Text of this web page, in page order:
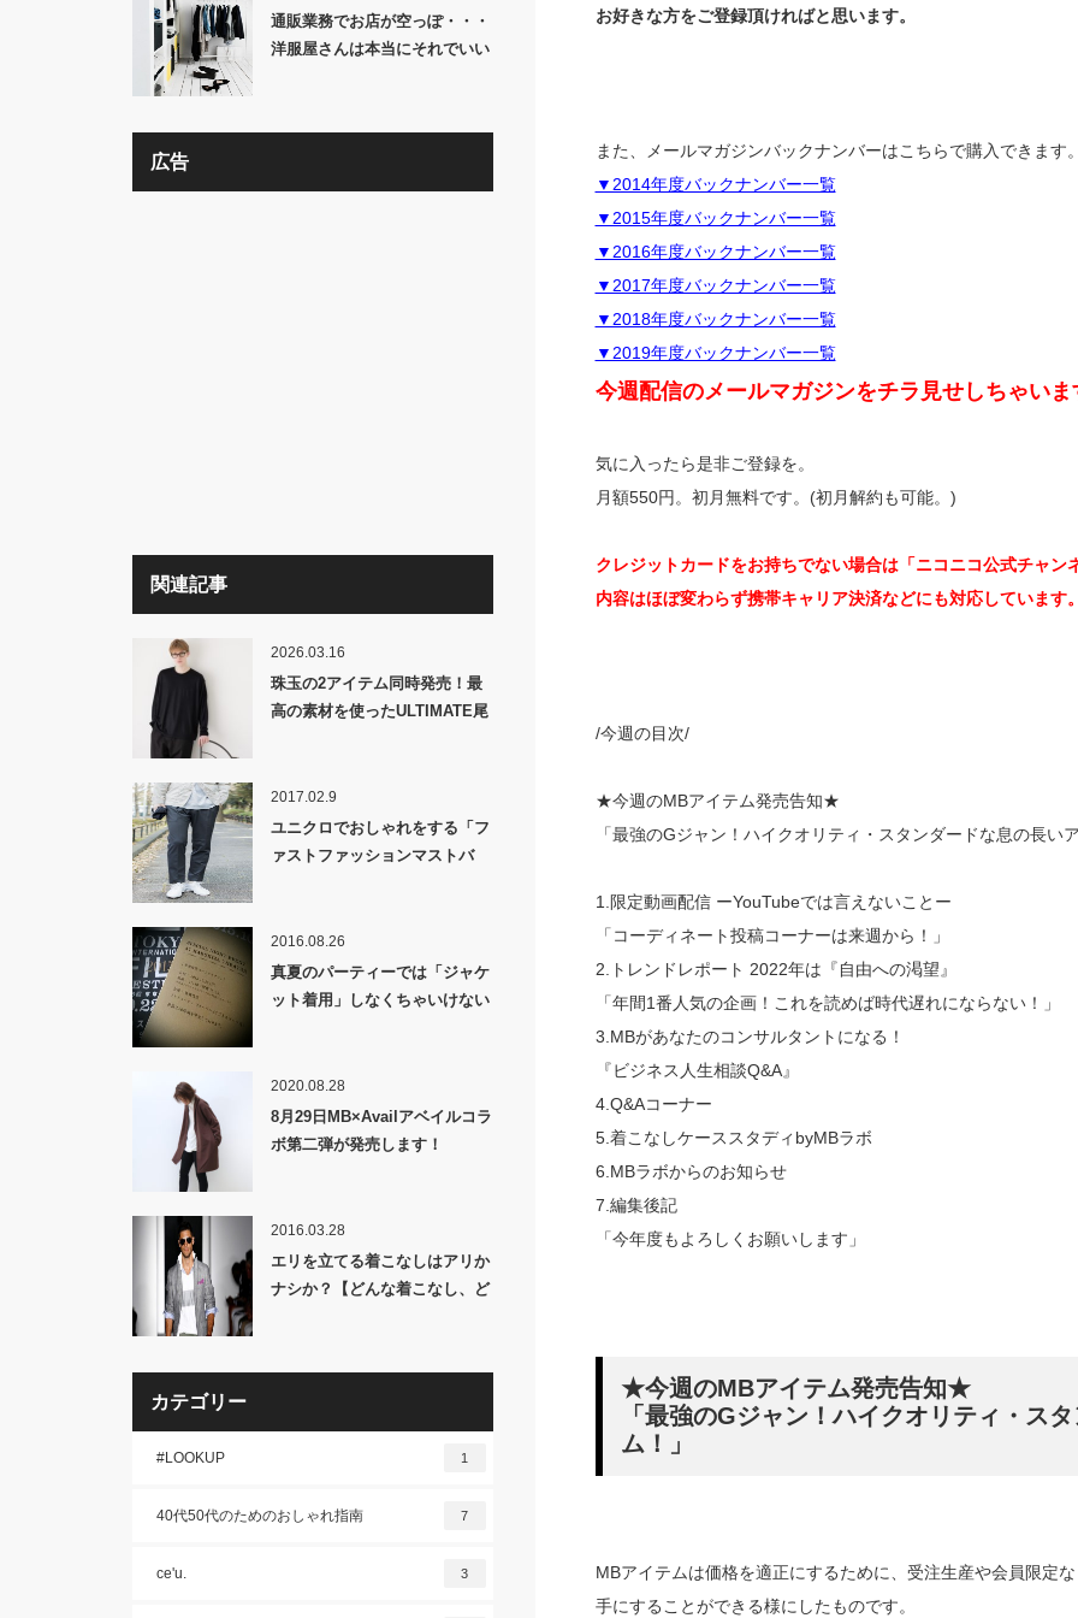
お好きな方をご登録頂ければと思います。
また、メールマガジンバックナンバーはこちらで購入できます
▼2014年度バックナンバー一覧
▼2015年度バックナンバー一覧
▼2016年度バックナンバー一覧
▼2017年度バックナンバー一覧
▼2018年度バックナンバー一覧
▼2019年度バックナンバー一覧
今週配信のメールマガジンをチラ見せしちゃいま
気に入ったら是非ご登録を。
月額550円。初月無料です。(初月解約も可能。)
クレジットカードをお持ちでない場合は「ニコニコ公式チャ
内容はほぼ変わらず携帯キャリア決済などにも対応しています
/今週の目次/
★今週のMBアイテム発売告知★
「最強のGジャン！ハイクオリティ・スタンダードな息の長い
1.限定動画配信 ーYouTubeでは言えないことー
「コーディネート投稿コーナーは来週から！」
2.トレンドレポート 2022年は『自由への渇望』
「年間1番人気の企画！これを読めば時代遅れにならない！」
3.MBがあなたのコンサルタントになる！
『ビジネス人生相談Q&A』
4.Q&Aコーナー
5.着こなしケーススタディbyMBラボ
6.MBラボからのお知らせ
7.編集後記
「今年度もよろしくお願いします」
★今週のMBアイテム発売告知★
「最強のGジャン！ハイクオリティ・ス
ム！」
MBアイテムは価格を適正にするために、受注生産や会員限定
手にすることができる様にしたものです。
通販業務でお店が空っぽ・・・
洋服屋さんは本当にそれでいい
広告
関連記事
2026.03.16
珠玉の2アイテム同時発売！最
高の素材を使ったULTIMATE尾
FABRIC 2/60 SCALE OFF
WOOL HIGH-END L/S T-
SHIRTS & ULTIMATE
JEANS fabric by KUROKI」発
売！
2017.02.9
ユニクロでおしゃれをする「フ
ァストファッションマストバ
2016.08.26
真夏のパーティーでは「ジャケ
ット着用」しなくちゃいけない
2020.08.28
8月29日MB×Availアベイルコラ
ボ第二弾が発売します！
2016.03.28
エリを立てる着こなしはアリか
ナシか？【どんな着こなし、ど
カテゴリー
#LOOKUP 1
40代50代のためのおしゃれ指南 7
ce'u. 3